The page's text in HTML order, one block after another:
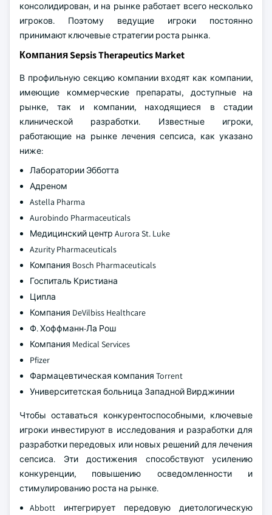
консолидирован, и на рынке работает всего несколько
игроков. Поэтому ведущие игроки постоянно
принимают ключевые стратегии роста рынка.
Компания Sepsis Therapeutics Market
В профильную секцию компании входят как компании,
имеющие коммерческие препараты, доступные на
рынке, так и компании, находящиеся в стадии
клинической разработки. Известные игроки,
работающие на рынке лечения сепсиса, как указано
ниже:
Лаборатории Эбботта
Адреном
Astella Pharma
Aurobindo Pharmaceuticals
Медицинский центр Aurora St. Luke
Azurity Pharmaceuticals
Компания Bosch Pharmaceuticals
Госпиталь Кристиана
Ципла
Компания DeVilbiss Healthcare
Ф. Хоффманн-Ла Рош
Компания Medical Services
Pfizer
Фармацевтическая компания Torrent
Университетская больница Западной Вирджинии
Чтобы оставаться конкурентоспособными, ключевые
игроки инвестируют в исследования и разработки для
разработки передовых или новых решений для лечения
сепсиса. Эти достижения способствуют усилению
конкуренции, повышению осведомленности и
стимулированию роста на рынке.
Abbott интегрирует передовую диетологическую